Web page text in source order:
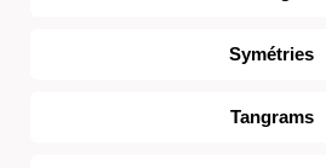
Symétries
Tangrams